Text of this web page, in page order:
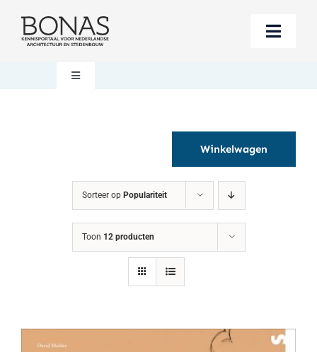
naar
Toggle
Berichten
Steun BONAS
Toggle
Winkelwagen
Sorteer op Populariteit
Toon 12 producten